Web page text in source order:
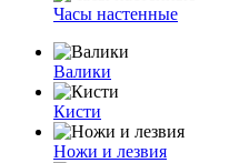
Часы настенные
Валики
Кисти
Ножи и лезвия